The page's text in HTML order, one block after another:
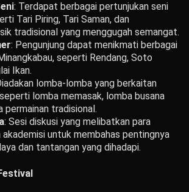
: Terdapat berbagai pertunjukan seni
Tari Piring, Tari Saman, dan
tradisional yang menggugah semangat.
: Pengunjung dapat menikmati berbagai
seperti Rendang, Soto
Ikan.
lomba-lomba yang berkaitan
lomba memasak, lomba busana
permainan tradisional.
: Sesi diskusi yang melibatkan para
akademisi untuk membahas pentingnya
dan tantangan yang dihadapi.